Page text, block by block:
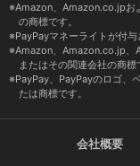
Amazon、Amazon.co.jpお
の商標です。
PayPayマネーライトが付
Amazon、Amazon.co.jp、
またはその関連会社の商標
PayPay、PayPayのロゴ、
たは商標です。
会社概要